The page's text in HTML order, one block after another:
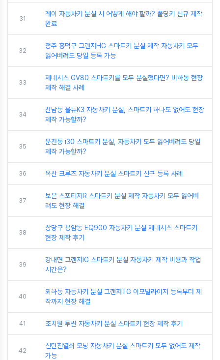
31
레이 자동차키 분실 시 어떻게 해야 할까? 폴딩키 신규 제작
완료
32
청주 흥덕구 그랜저HG 스마트키 분실 제작 자동차키 모두
잃어버려도 당일 등록 가능
33
제네시스 GV80 스마트키를 모두 분실했다면? 비하동 현장
제작 해결 사례
34
산남동 올뉴K3 자동차키 분실, 스마트키 하나도 없어도 현장
제작 가능할까?
35
운천동 i30 스마트키 분실, 자동차키 모두 잃어버려도 당일
제작 가능할까?
36 옥산 크루즈 자동차키 분실 스마트키 신규 등록 사례
37
보은 스포티지R 스마트키 분실 제작 자동차키 모두 잃어버
려도 현장 해결
38
상당구 용암동 EQ900 자동차키 분실 제네시스 스마트키
현장 제작 후기
39
강내면 그랜저IG 스마트키 분실 자동차키 제작 비용과 작업
시간은?
40
외하동 자동차키 분실 그랜저TG 이모빌라이저 등록부터 제
작까지 현장 해결
41 조치원 투싼 자동차키 분실 스마트키 현장 제작 후기
42
신탄진열쇠 모닝 자동차키 분실 스마트키 모두 없어도 제작
가능